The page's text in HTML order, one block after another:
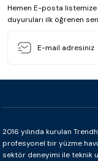
Hemen E-posta listemize
duyuruları ilk öğrenen
2016 yılında kurulan
profesyonel bir yüzme
sektör deneyimi ile teknik